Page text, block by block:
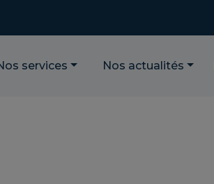
services Nos actualités